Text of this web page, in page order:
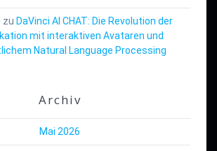
zu DaVinci AI CHAT: Die Revolution der
mit interaktiven Avataren und
Natural Language Processing
Archiv
Mai 2026